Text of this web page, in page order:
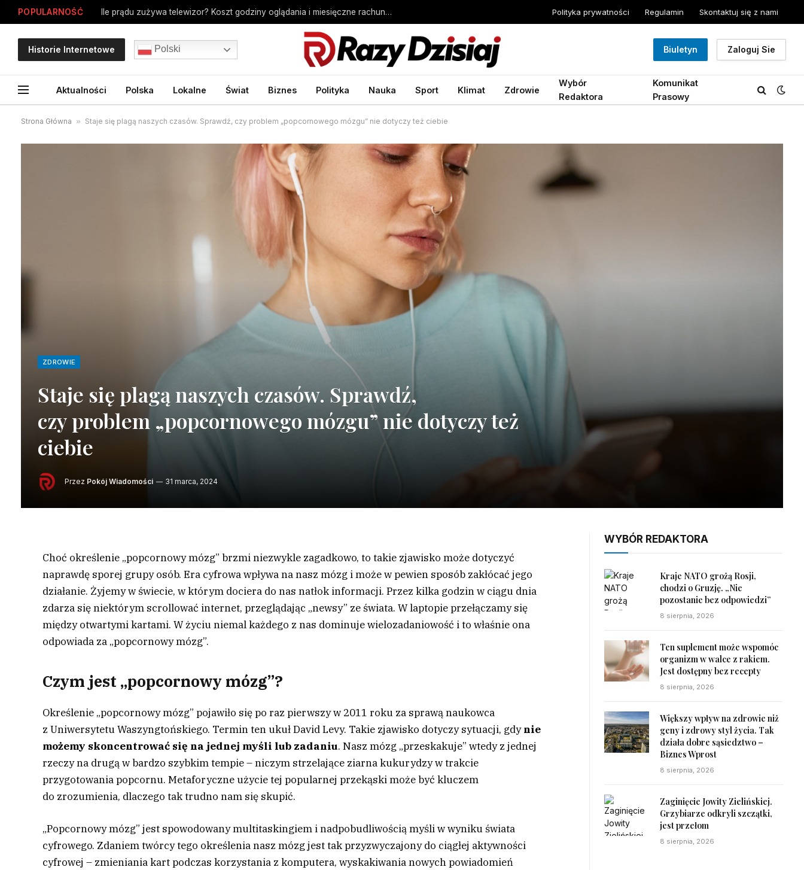
POPULARNOŚĆ Ile prądu zużywa telewizor? Koszt godziny oglądania i miesięczne rachunki – Biznes Wprost Polityka prywatności Regulamin Skontaktuj się z nami
Historie Internetowe Polski Biuletyn Zaloguj Sie
Aktualności Polska Lokalne Świat Biznes Polityka Nauka Sport Klimat Zdrowie
Wybór
Redaktora
Komunikat
Prasowy
Strona Główna » Staje się plagą naszych czasów. Sprawdź, czy problem „popcornowego mózgu” nie dotyczy też ciebie
ZDROWIE
Staje się plagą naszych czasów. Sprawdź,
czy problem „popcornowego mózgu” nie dotyczy też
ciebie
Przez Pokój Wiadomości 31 marca, 2024
Choć określenie „popcornowy mózg” brzmi niezwykle zagadkowo, to takie zjawisko może dotyczyć
naprawdę sporej grupy osób. Era cyfrowa wpływa na nasz mózg i może w pewien sposób zakłócać jego
działanie. Żyjemy w świecie, w którym dociera do nas natłok informacji. Przez kilka godzin w ciągu dnia
zdarza się niektórym scrollować internet, przeglądając „newsy” ze świata. W laptopie przełączamy się
między otwartymi kartami. W życiu niemal każdego z nas dominuje wielozadaniowość i to właśnie ona
odpowiada za „popcornowy mózg”.
Czym jest „popcornowy mózg”?
Określenie „popcornowy mózg” pojawiło się po raz pierwszy w 2011 roku za sprawą naukowca
z Uniwersytetu Waszyngtońskiego. Termin ten ukuł David Levy. Takie zjawisko dotyczy sytuacji, gdynie
możemy skoncentrować się na jednej myśli lub zadaniu. Nasz mózg „przeskakuje” wtedy z jednej
rzeczy na drugą w bardzo szybkim tempie – niczym strzelające ziarna kukurydzy w trakcie
przygotowania popcornu. Metaforyczne użycie tej popularnej przekąski może być kluczem
do zrozumienia, dlaczego tak trudno nam się skupić.
„Popcornowy mózg” jest spowodowany multitaskingiem i nadpobudliwością myśli w wyniku świata
cyfrowego. Zdaniem twórcy tego określenia nasz mózg jest tak przyzwyczajony do ciągłej aktywności
cyfrowej – zmieniania kart podczas korzystania z komputera, wyskakiwania nowych powiadomień
WYBÓR REDAKTORA
Kraje NATO grożą Rosji,
chodzi o Gruzję. „Nie
pozostanie bez odpowiedzi”
8 sierpnia, 2026
Ten suplement może wspomóc
organizm w walce z rakiem.
Jest dostępny bez recepty
8 sierpnia, 2026
Większy wpływ na zdrowie niż
geny i zdrowy styl życia. Tak
działa dobre sąsiedztwo –
Biznes Wprost
8 sierpnia, 2026
Zaginięcie Jowity Zielińskiej.
Grzybiarze odkryli szczątki,
jest przełom
8 sierpnia, 2026